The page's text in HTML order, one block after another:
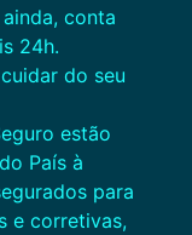
conta
24h.
do seu
estão
País à
para
e corretivas,